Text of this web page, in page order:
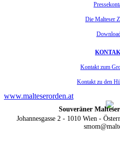
Die Malteser
Kontakt zum
Kontakt zu den
www.malteserorden.at
Souveräner
Johannesgasse 2 - 1010 Wien -